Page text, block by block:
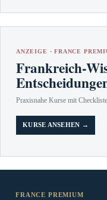
ANZEIGE · FRANCE
Frankreich-
Praxisnahe Kurse mit
KURSE ANSEHEN →
FRANCE PREMIUM